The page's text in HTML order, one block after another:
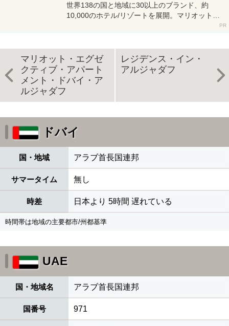
世界138の国と地域に30以上のブランド、約
10,000のホテル/リゾートを展開。マリオット提
携ホテル予約は一番お得なマリオット公式サイト
マリオット・エグゼ
クティブ・アパート
メント・ドバイ・ア
ルジャダフ
レジデンス・イン・
アルジャダフ
ドバイ
国・地域 アラブ首長国連邦
サマータイム 無し
時差 日本より 5時間 遅れている
時間帯は地域の主要都市/州都基準
UAE
国・地域名 アラブ首長国連邦
国番号 971